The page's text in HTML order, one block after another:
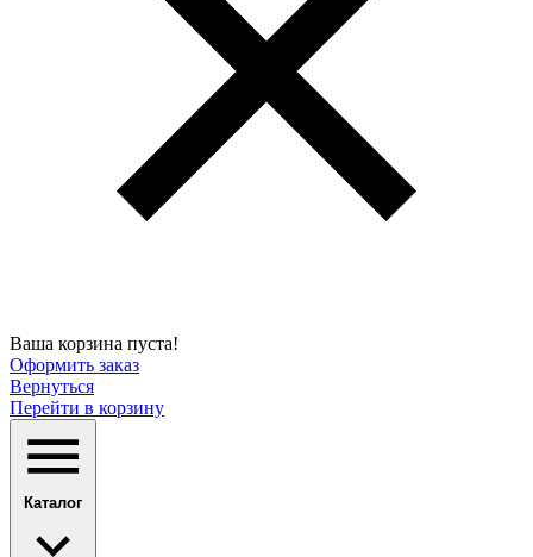
Ваша корзина пуста!
Оформить заказ
Вернуться
Перейти в корзину
Каталог